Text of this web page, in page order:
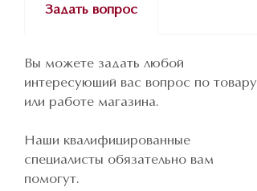
Задать вопрос
Вы можете задать любой
интересующий вас вопрос по товару
или работе магазина.
Наши квалифицированные
специалисты обязательно вам
помогут.